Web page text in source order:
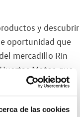
de las cookies
y descubrir
oportunidad que
mercadillo Rin
Motor, que
Tiguan